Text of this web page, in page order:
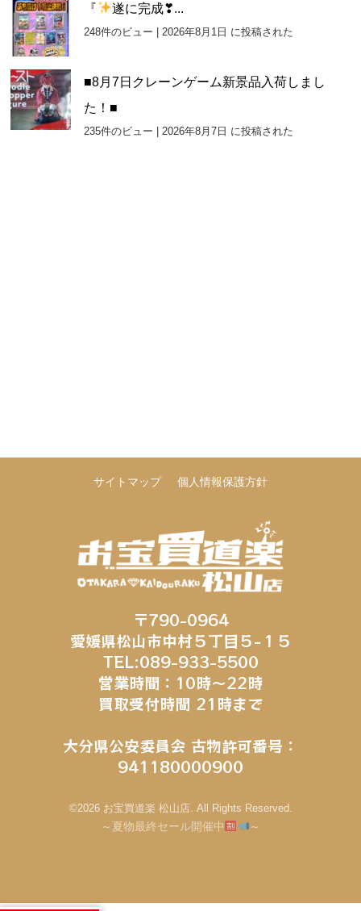
『 遂に完成❣...
248件のビュー 2026年8月1日 に投稿された
■8月7日クレーンゲーム新景品入荷しまし
た！■
235件のビュー 2026年8月7日 に投稿された
サイトマップ 個人情報保護方針
〒790-0964
愛媛県松山市中村５丁目５−１５
TEL:089-933-5500
営業時間：10時～22時
買取受付時間 21時まで
大分県公安委員会 古物許可番号：
941180000900
©2026 お宝買道楽 松山店. All Rights Reserved.
～夏物最終セール開催中
～